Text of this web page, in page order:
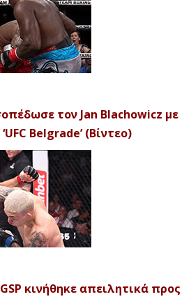
τον Jan Blachowicz με
Belgrade’ (Βίντεο)
κινήθηκε απειλητικά προς